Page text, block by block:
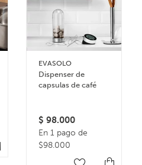
EVASOLO
Dispenser de
capsulas de café
$ 98.000
En 1 pago de
$98.000